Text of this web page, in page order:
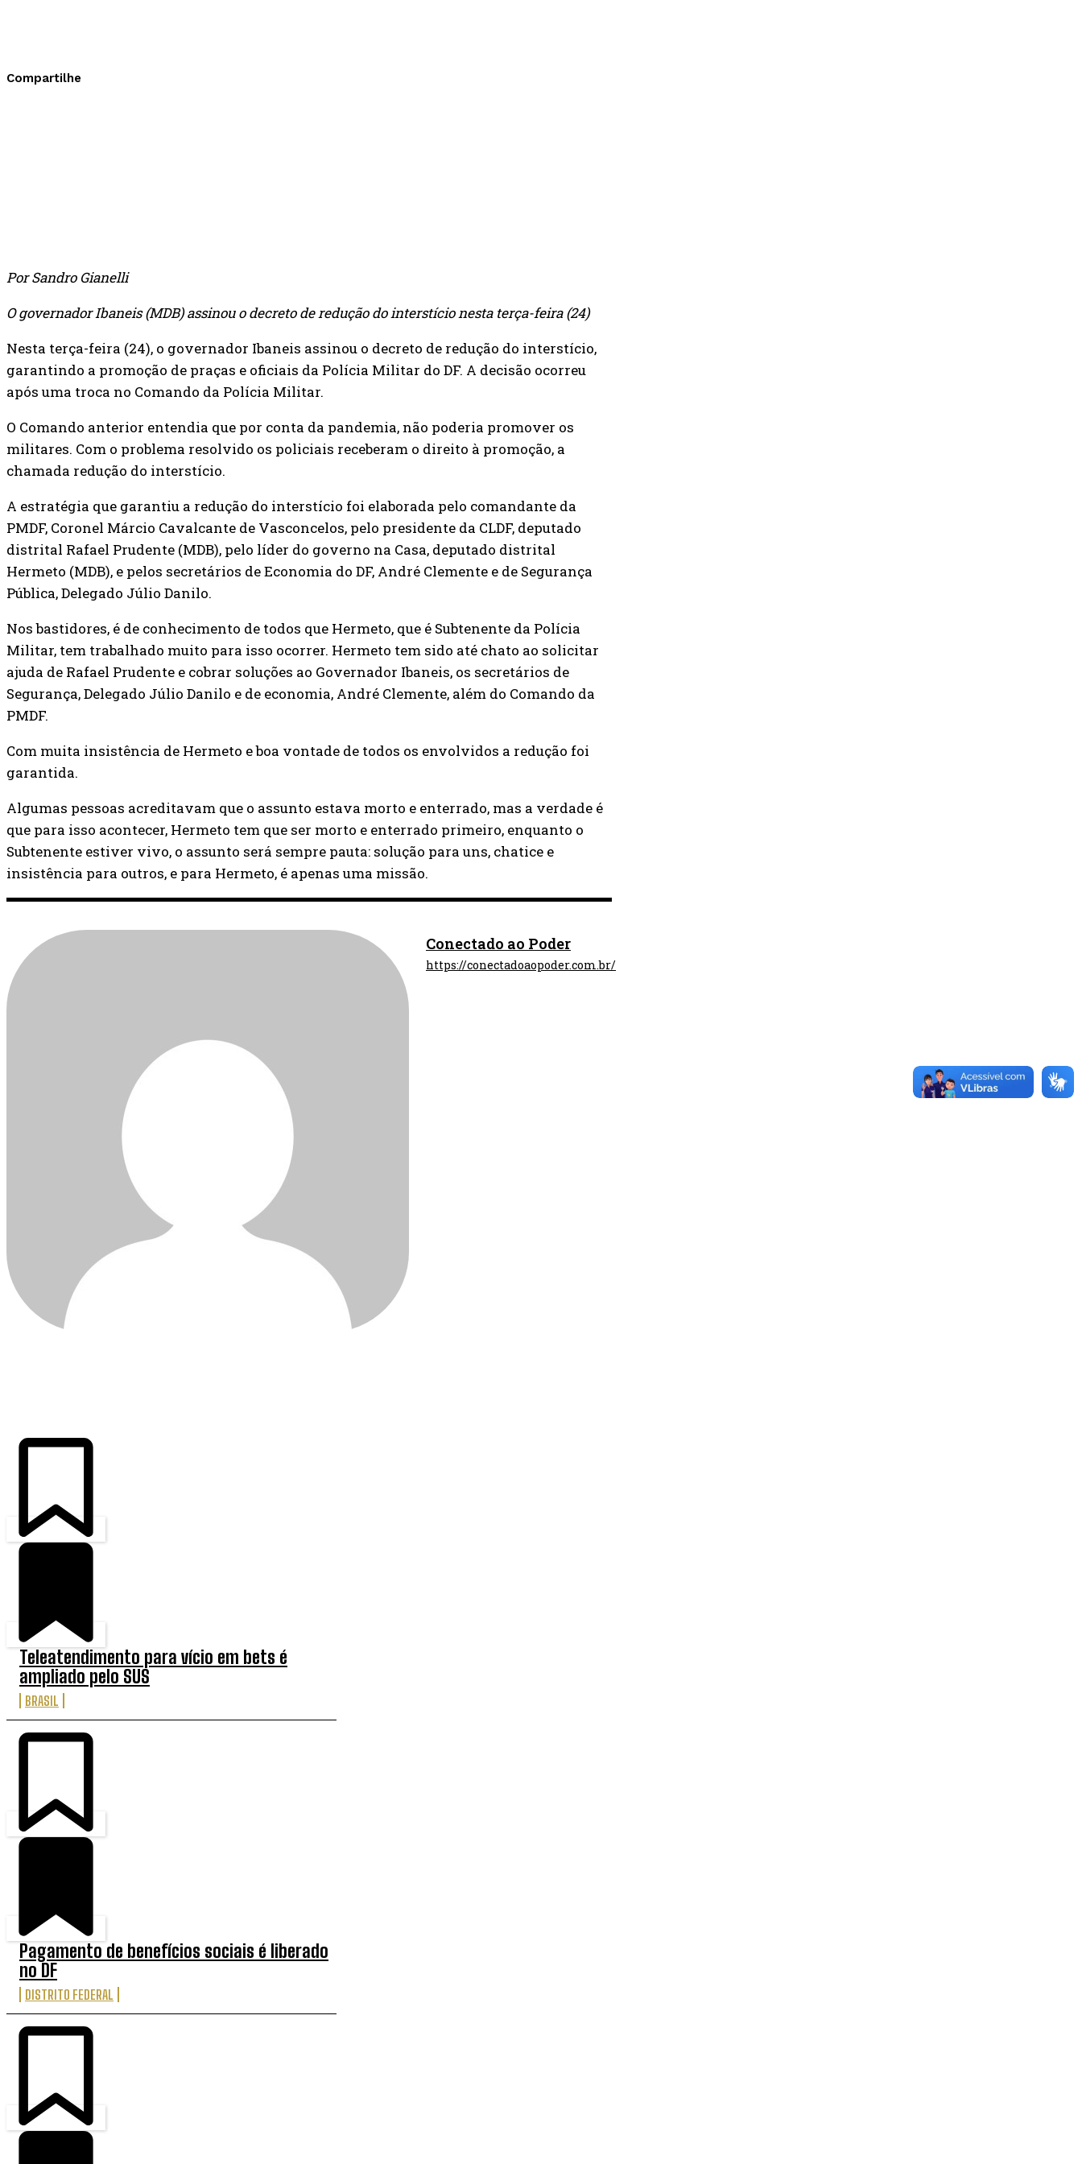
Compartilhe
Por Sandro Gianelli
O governador Ibaneis (MDB) assinou o decreto de redução do interstício nesta terça-feira (24)
Nesta terça-feira (24), o governador Ibaneis assinou o decreto de redução do interstício,
garantindo a promoção de praças e oficiais da Polícia Militar do DF. A decisão ocorreu
após uma troca no Comando da Polícia Militar.
O Comando anterior entendia que por conta da pandemia, não poderia promover os
militares. Com o problema resolvido os policiais receberam o direito à promoção, a
chamada redução do interstício.
A estratégia que garantiu a redução do interstício foi elaborada pelo comandante da
PMDF, Coronel Márcio Cavalcante de Vasconcelos, pelo presidente da CLDF, deputado
distrital Rafael Prudente (MDB), pelo líder do governo na Casa, deputado distrital
Hermeto (MDB), e pelos secretários de Economia do DF, André Clemente e de Segurança
Pública, Delegado Júlio Danilo.
Nos bastidores, é de conhecimento de todos que Hermeto, que é Subtenente da Polícia
Militar, tem trabalhado muito para isso ocorrer. Hermeto tem sido até chato ao solicitar
ajuda de Rafael Prudente e cobrar soluções ao Governador Ibaneis, os secretários de
Segurança, Delegado Júlio Danilo e de economia, André Clemente, além do Comando da
PMDF.
Com muita insistência de Hermeto e boa vontade de todos os envolvidos a redução foi
garantida.
Algumas pessoas acreditavam que o assunto estava morto e enterrado, mas a verdade é
que para isso acontecer, Hermeto tem que ser morto e enterrado primeiro, enquanto o
Subtenente estiver vivo, o assunto será sempre pauta: solução para uns, chatice e
insistência para outros, e para Hermeto, é apenas uma missão.
Conectado ao Poder
https://conectadoaopoder.com.br/
Teleatendimento para vício em bets é
ampliado pelo SUS
BRASIL
Pagamento de benefícios sociais é liberado
no DF
DISTRITO FEDERAL